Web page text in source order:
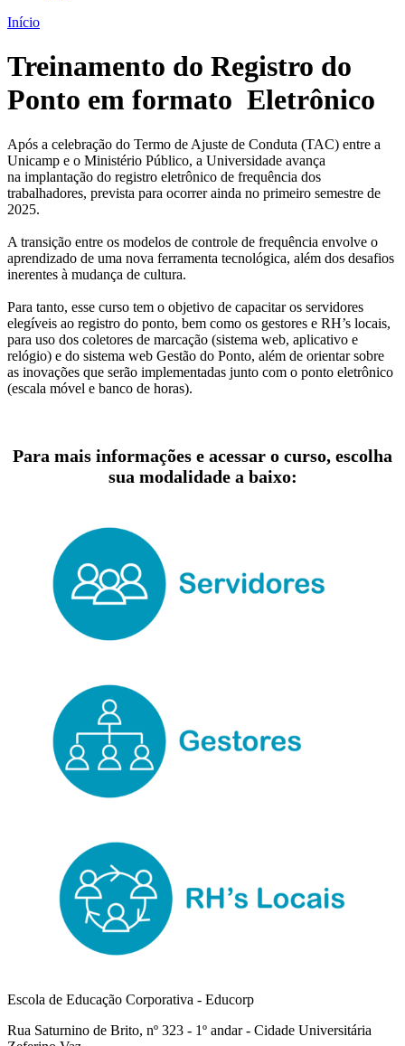
Início
Treinamento do Registro do
Ponto em formato Eletrônico
Após a celebração do Termo de Ajuste de Conduta (TAC) entre a
Unicamp e o Ministério Público, a Universidade avança
na implantação do registro eletrônico de frequência dos
trabalhadores, prevista para ocorrer ainda no primeiro semestre de
2025.
A transição entre os modelos de controle de frequência envolve o
aprendizado de uma nova ferramenta tecnológica, além dos desafios
inerentes à mudança de cultura.
Para tanto, esse curso tem o objetivo de capacitar os servidores
elegíveis ao registro do ponto, bem como os gestores e RH’s locais,
para uso dos coletores de marcação (sistema web, aplicativo e
relógio) e do sistema web Gestão do Ponto, além de orientar sobre
as inovações que serão implementadas junto com o ponto eletrônico
(escala móvel e banco de horas).
Para mais informações e acessar o curso, escolha
sua modalidade a baixo:
Escola de Educação Corporativa - Educorp
Rua Saturnino de Brito, nº 323 - 1º andar - Cidade Universitária